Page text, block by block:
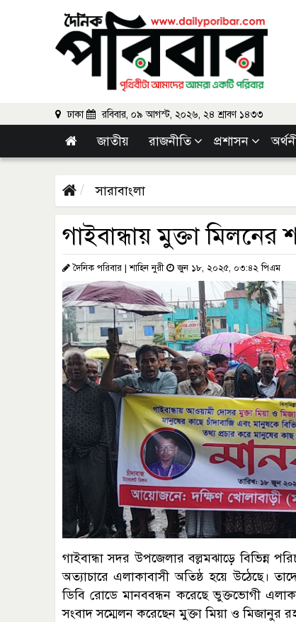
ঢাকা রবিবার, ০৯ আগস্ট, ২০২৬, ২৪ শ্রাবণ ১৪৩৩
জাতীয় রাজনীতি প্রশাসন
সারাবাংলা
গাইবান্ধায় মুক্তা মিলনের
দৈনিক পরিবার | শাহিন নুরী জুন ১৮, ২০২৫, ০৩:৪২ পিএম
গাইবান্ধা সদর উপজেলার বল্লমঝাড়ে বিভিন্ন
অত্যাচারে এলাকাবাসী অতিষ্ঠ হয়ে উঠেছে।
ডিবি রোডে মানববন্ধন করেছে ভুক্তভোগী
সংবাদ সম্মেলন করেছেন মুক্তা মিয়া ও মিজানুর